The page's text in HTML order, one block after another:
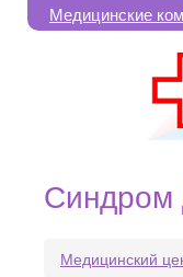
Медицинские
Синдром
Медицинский